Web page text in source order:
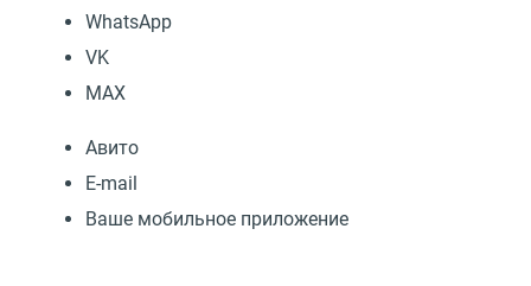
WhatsApp
VK
МАХ
Авито
E-mail
Ваше мобильное приложение